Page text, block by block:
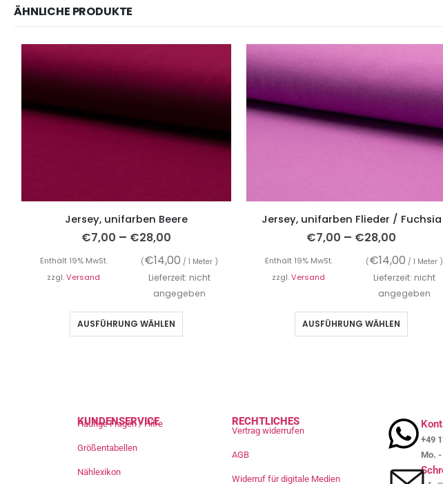
ÄHNLICHE PRODUKTE
Jersey, unifarben Beere
€7,00 – €28,00
Enthält 19% MwSt. (€14,00 / 1 Meter )
zzgl.Versand
Lieferzeit: nicht
angegeben
AUSFÜHRUNG WÄHLEN
Jersey, unifarben Flieder / Fuchsia
€7,00 – €28,00
Enthält 19% MwSt. (€14,00 / 1 Meter )
zzgl.Versand
Lieferzeit: nicht
angegeben
AUSFÜHRUNG WÄHLEN
KUNDENSERVICE
Häufige Fragen / Hilfe
Größentabellen
Nählexikon
RECHTLICHES
Vertrag widerrufen
AGB
Widerruf für digitale Medien
+49
Mo. -